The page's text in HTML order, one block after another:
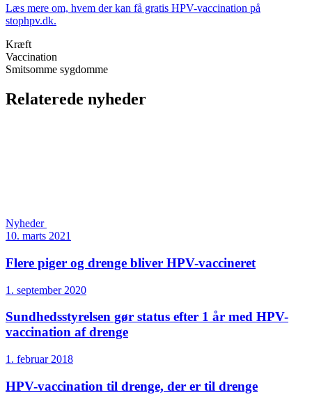
Læs mere om, hvem der kan få gratis HPV-vaccination på
stophpv.dk.
Kræft
Vaccination
Smitsomme sygdomme
Relaterede nyheder
Nyheder
10. marts 2021
Flere piger og drenge bliver HPV-vaccineret
1. september 2020
Sundheds­styrelsen gør status efter 1 år med HPV-
vaccination af drenge
1. februar 2018
HPV-vaccination til drenge, der er til drenge